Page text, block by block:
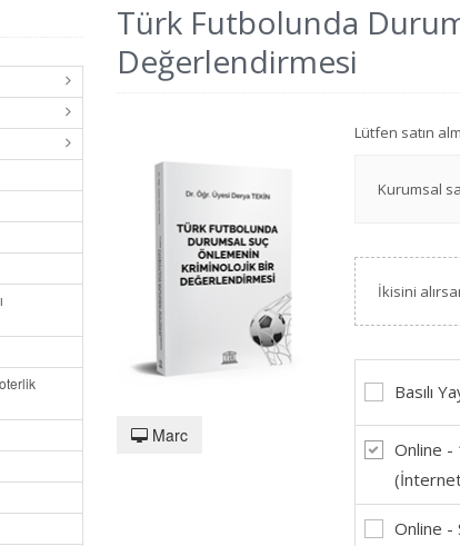
Türk Futbolunda
Değerlendirmesi
Marc
Lütfen satın
Kurumsal
İkisini
Basılı
Online -
Online -